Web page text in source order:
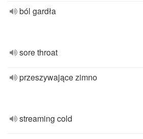
ból gardła
sore throat
przeszywające zimno
streaming cold